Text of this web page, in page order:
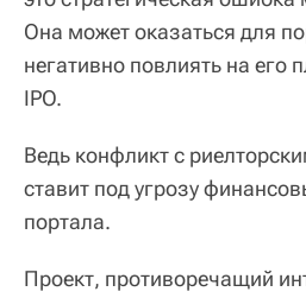
Она может оказаться для
негативно повлиять на его
IPO.
Ведь конфликт с
ставит под угрозу
портала.
Проект, противоречащий